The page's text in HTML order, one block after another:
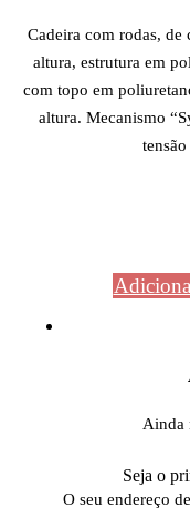
Cadeira com rodas, de
altura, estrutura em
com topo em
altura. Mecanismo
Ainda
Seja o
O seu endereço